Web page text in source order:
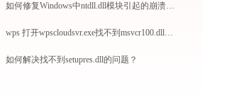
如何修复Windows中ntdll.dll模块引起的崩溃问题
wps 打开wpscloudsvr.exe找不到msvcr100.dll怎么办
如何解决找不到setupres.dll的问题？